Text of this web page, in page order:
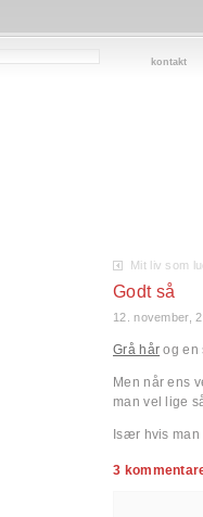
kontakt
Mit liv som
Godt så
12. november,
Grå hår og en
Men når ens
man vel lige
Især hvis man
3